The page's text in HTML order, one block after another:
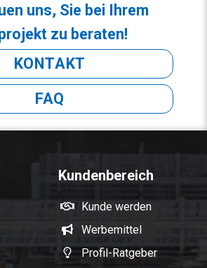
uns, Sie bei Ihrem
zu beraten!
KONTAKT
FAQ
Kundenbereich
Kunde werden
Werbemittel
Profil-Ratgeber